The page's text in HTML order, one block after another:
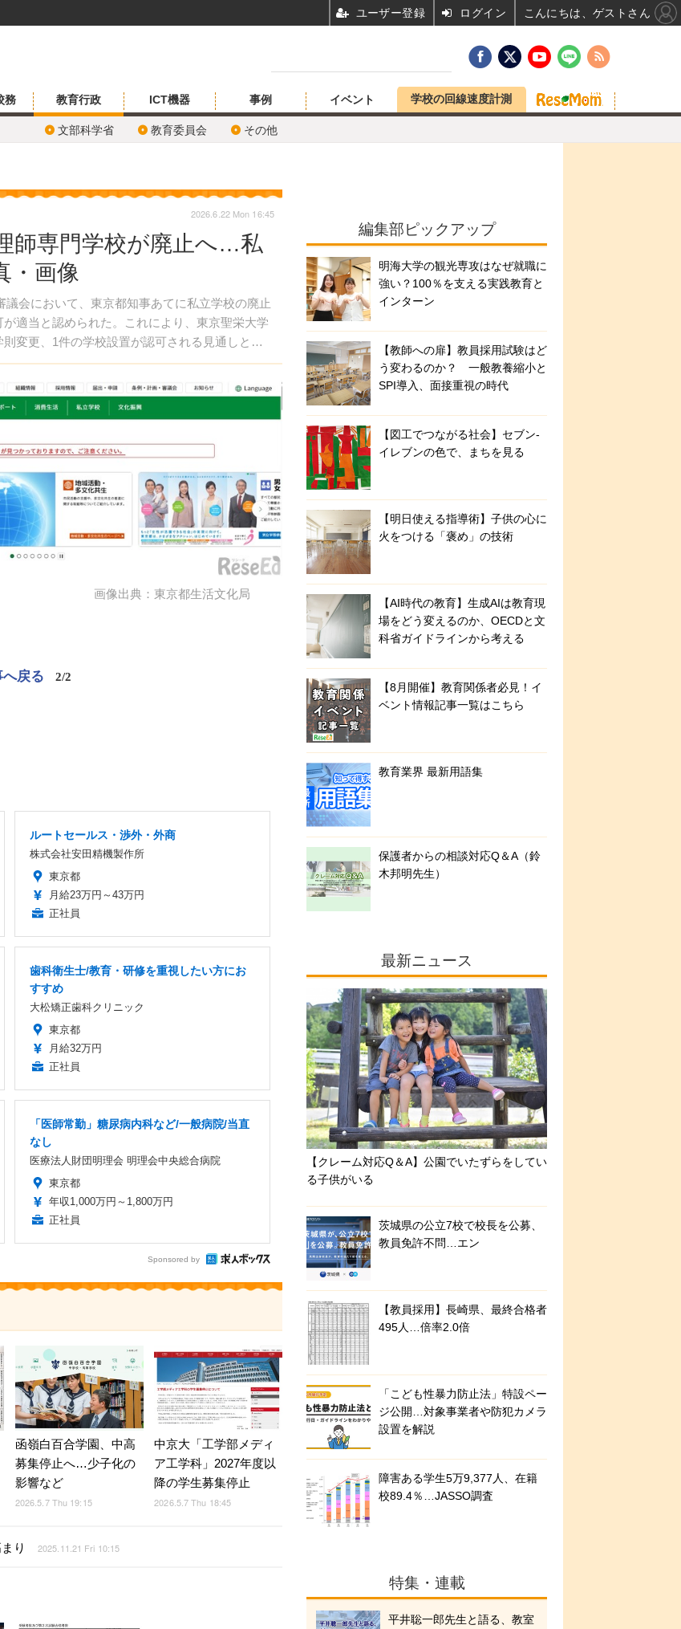
務 教育行政
文部科学省 教育委員会 その他
ICT機器 事例 イベント 学校の回線速度計測
師専門学校が廃止へ…私
・画像
会において、東京都知事あてに私立学校の廃止
適当と認められた。これにより、東京聖栄大学
変更、1件の学校設置が認可される見通しとな
2026.6.22 Mon 16:45
画像出典：東京都生活文化局
へ戻る 2/2
ルートセールス・渉外・外商
株式会社安田精機製作所
東京都
月給23万円～43万円
正社員
歯科衛生士/教育・研修を重視したい方にお
すすめ
大松矯正歯科クリニック
東京都
月給32万円
正社員
「医師常勤」糖尿病内科など/一般病院/当直
なし
医療法人財団明理会 明理会中央総合病院
東京都
年収1,000万円～1,800万円
正社員
Sponsored by
函嶺白百合学園、中高
募集停止へ…少子化の
影響など
2026.5.7 Thu 19:15
中京大「工学部メディ
ア工学科」2027年度以
降の学生募集停止
2026.5.7 Thu 18:45
り 2025.11.21 Fri 10:15
編集部ピックアップ
明海大学の観光専攻はなぜ就職に
強い？100％を支える実践教育と
インターン
【教師への扉】教員採用試験はど
う変わるのか？ 一般教養縮小と
SPI導入、面接重視の時代
【図工でつながる社会】セブン‐
イレブンの色で、まちを見る
【明日使える指導術】子供の心に
火をつける「褒め」の技術
【AI時代の教育】生成AIは教育現
場をどう変えるのか、OECDと文
科省ガイドラインから考える
【8月開催】教育関係者必見！イ
ベント情報記事一覧はこちら
教育業界 最新用語集
保護者からの相談対応Q＆A（鈴
木邦明先生）
最新ニュース
【クレーム対応Q＆A】公園でいたずらをしてい
る子供がいる
茨城県の公立7校で校長を公募、
教員免許不問…エン
【教員採用】長崎県、最終合格者
495人…倍率2.0倍
「こども性暴力防止法」特設ペー
ジ公開…対象事業者や防犯カメラ
設置を解説
障害ある学生5万9,377人、在籍
校89.4％…JASSO調査
特集・連載
平井聡一郎先生と語る、教室
ユーザー登録 ログイン こんにちは、ゲストさん